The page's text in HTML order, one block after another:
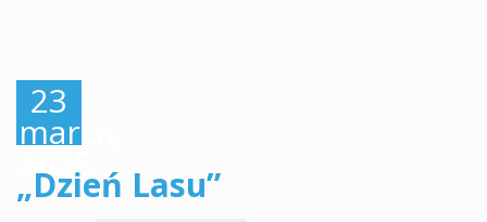
23
marca,
2025
„Dzień Lasu”